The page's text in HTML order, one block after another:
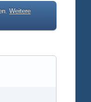
Weitere